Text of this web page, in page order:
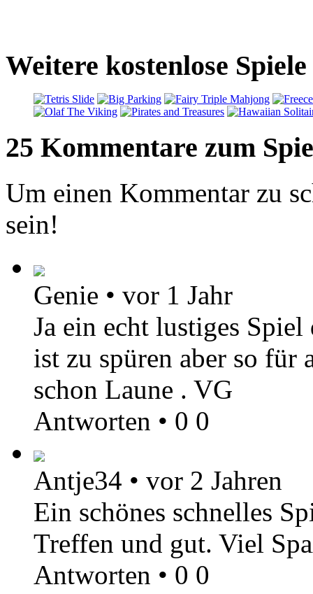
Weitere kostenlose
25 Kommentare zum
Um einen Kommentar zu
sein!
Genie • vor 1 Jahr
Ja ein echt lustiges
ist zu spüren aber so für
schon Laune . VG
Antworten • 0 0
Antje34 • vor 2 Jahren
Ein schönes schnelles
Treffen und gut. Viel
Antworten • 0 0